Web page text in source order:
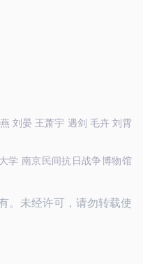
刘晏 王萧宇 遇剑 毛卉 刘霄
学 南京民间抗日战争博物馆‌
。未经许可，请勿转载使